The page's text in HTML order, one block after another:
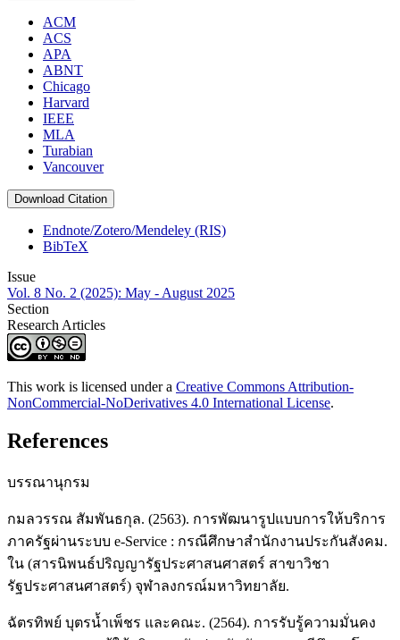
ACM
ACS
APA
ABNT
Chicago
Harvard
IEEE
MLA
Turabian
Vancouver
Download Citation
Endnote/Zotero/Mendeley (RIS)
BibTeX
Issue
Vol. 8 No. 2 (2025): May - August 2025
Section
Research Articles
This work is licensed under a Creative Commons Attribution-
NonCommercial-NoDerivatives 4.0 International License.
References
บรรณานุกรม
กมลวรรณ สัมพันธกุล. (2563). การพัฒนารูปแบบการให้บริการ
ภาครัฐผ่านระบบ e-Service : กรณีศึกษาสำนักงานประกันสังคม.
ใน (สารนิพนธ์ปริญญารัฐประศาสนศาสตร์ สาขาวิชา
รัฐประศาสนศาสตร์) จุฬาลงกรณ์มหาวิทยาลัย.
ฉัตรทิพย์ บุตรน้ำเพ็ชร และคณะ. (2564). การรับรู้ความมั่นคง